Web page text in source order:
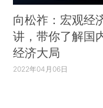
向松祚：宏观经
讲，带你了解国
经济大局
2022年04月06日